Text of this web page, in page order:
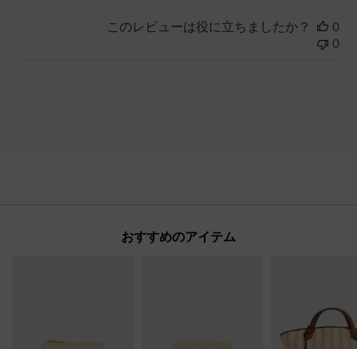
このレビューは役に立ちましたか？
0
0
おすすめのアイテム